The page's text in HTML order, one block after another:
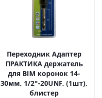
Переходник Адаптер
ПРАКТИКА держатель
для BIM коронок 14-
30мм, 1/2"-20UNF, (1шт),
блистер